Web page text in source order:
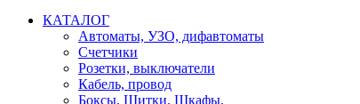
КАТАЛОГ
Автоматы, УЗО, дифавтоматы
Счетчики
Розетки, выключатели
Кабель, провод
Боксы. Щитки. Шкафы.